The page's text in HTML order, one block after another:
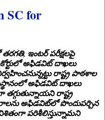
SC for
ఇంటర్‌ పరీక్షలపై
అఫిడవిట్‌ దాఖలు
రాష్ట్ర పాఠశాల
అఫిడవిట్ దాఖలు
తగ్గుతున్నాయని రాష్ట్ర
అఫిడవిట్‌లో పొందుపర్చిన
పరిశీలిస్తున్నామని